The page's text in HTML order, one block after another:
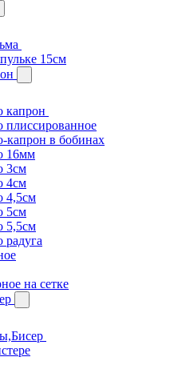
15см
капрон
плиссированное
капрон в бобинах
16мм
3см
4см
4,5см
5см
5,5см
на сетке